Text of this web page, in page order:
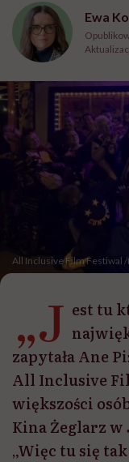
Ewa
All Inclusive Film Festiwal
„J est tu
zapytała Ane
All Inclusive
większości
Kina Żeglarz w
„Więc tu się